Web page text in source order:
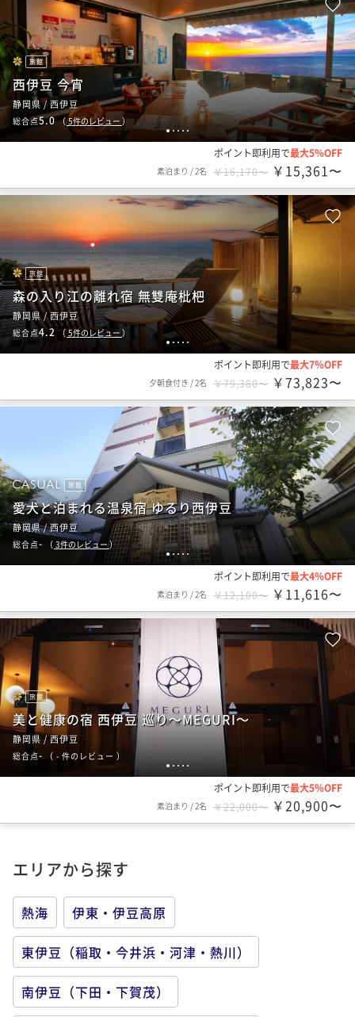
12345
旅館
西伊豆 今宵
静岡県 / 西伊豆
総合点5.0（5件のレビュー）
ポイント即利用で最大5％OFF
素泊まり /2名 ￥16,170〜 ￥15,361〜
1 2 3 45
旅館
森の入り江の離れ宿 無雙庵枇杷
静岡県 / 西伊豆
総合点4.2（ 5件のレビュー ）
ポイント即利用で最大7％OFF
夕朝食付き /2名 ￥79,380〜 ￥73,823〜
123 4 5
旅館
愛犬と泊まれる温泉宿 ゆるり西伊豆
静岡県 / 西伊豆
総合点- （ 3件のレビュー）
ポイント即利用で最大4％OFF
素泊まり /2名 ￥12,100〜 ￥11,616〜
1 2 3 4 5
旅館
美と健康の宿 西伊豆 巡り～MEGURI～
静岡県 / 西伊豆
総合点- （ - 件のレビュー ）
ポイント即利用で最大5％OFF
素泊まり /2名 ￥22,000〜 ￥20,900〜
エリアから探す
熱海 伊東・伊豆高原
東伊豆（稲取・今井浜・河津・熱川）
南伊豆（下田・下賀茂）